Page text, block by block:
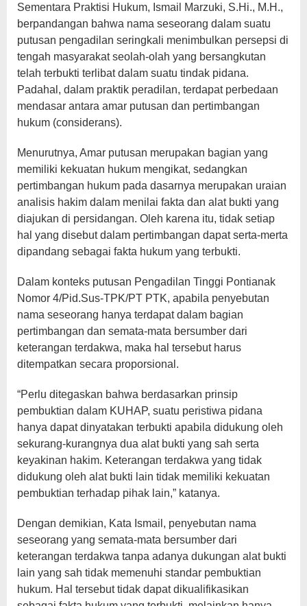
Sementara Praktisi Hukum, Ismail Marzuki, S.Hi., M.H.,
berpandangan bahwa nama seseorang dalam suatu
putusan pengadilan seringkali menimbulkan persepsi di
tengah masyarakat seolah-olah yang bersangkutan
telah terbukti terlibat dalam suatu tindak pidana.
Padahal, dalam praktik peradilan, terdapat perbedaan
mendasar antara amar putusan dan pertimbangan
hukum (considerans).
Menurutnya, Amar putusan merupakan bagian yang
memiliki kekuatan hukum mengikat, sedangkan
pertimbangan hukum pada dasarnya merupakan uraian
analisis hakim dalam menilai fakta dan alat bukti yang
diajukan di persidangan. Oleh karena itu, tidak setiap
hal yang disebut dalam pertimbangan dapat serta-merta
dipandang sebagai fakta hukum yang terbukti.
Dalam konteks putusan Pengadilan Tinggi Pontianak
Nomor 4/Pid.Sus-TPK/PT PTK, apabila penyebutan
nama seseorang hanya terdapat dalam bagian
pertimbangan dan semata-mata bersumber dari
keterangan terdakwa, maka hal tersebut harus
ditempatkan secara proporsional.
“Perlu ditegaskan bahwa berdasarkan prinsip
pembuktian dalam KUHAP, suatu peristiwa pidana
hanya dapat dinyatakan terbukti apabila didukung oleh
sekurang-kurangnya dua alat bukti yang sah serta
keyakinan hakim. Keterangan terdakwa yang tidak
didukung oleh alat bukti lain tidak memiliki kekuatan
pembuktian terhadap pihak lain,” katanya.
Dengan demikian, Kata Ismail, penyebutan nama
seseorang yang semata-mata bersumber dari
keterangan terdakwa tanpa adanya dukungan alat bukti
lain yang sah tidak memenuhi standar pembuktian
hukum. Hal tersebut tidak dapat dikualifikasikan